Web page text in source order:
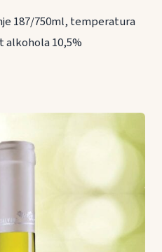
187/750ml, temperatura
alkohola 10,5%